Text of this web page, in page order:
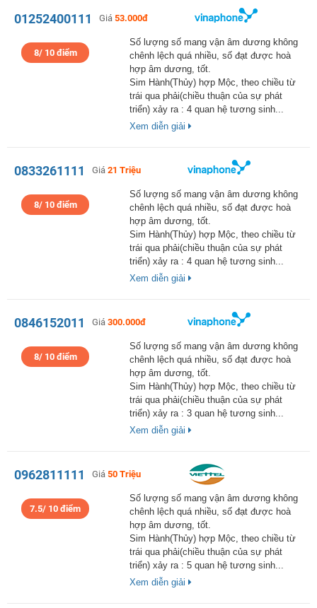
01252400111 Giá 53.000đ
8/ 10 điểm
Số lượng số mang vận âm dương không
chênh lệch quá nhiều, số đạt được hoà
hợp âm dương, tốt.
Sim Hành(Thủy) hợp Mộc, theo chiều từ
trái qua phải(chiều thuận của sự phát
triển) xảy ra : 4 quan hệ tương sinh...
Xem diễn giải
0833261111 Giá 21 Triệu
8/ 10 điểm
Số lượng số mang vận âm dương không
chênh lệch quá nhiều, số đạt được hoà
hợp âm dương, tốt.
Sim Hành(Thủy) hợp Mộc, theo chiều từ
trái qua phải(chiều thuận của sự phát
triển) xảy ra : 4 quan hệ tương sinh...
Xem diễn giải
0846152011 Giá 300.000đ
8/ 10 điểm
Số lượng số mang vận âm dương không
chênh lệch quá nhiều, số đạt được hoà
hợp âm dương, tốt.
Sim Hành(Thủy) hợp Mộc, theo chiều từ
trái qua phải(chiều thuận của sự phát
triển) xảy ra : 3 quan hệ tương sinh...
Xem diễn giải
0962811111 Giá 50 Triệu
7.5/ 10 điểm
Số lượng số mang vận âm dương không
chênh lệch quá nhiều, số đạt được hoà
hợp âm dương, tốt.
Sim Hành(Thủy) hợp Mộc, theo chiều từ
trái qua phải(chiều thuận của sự phát
triển) xảy ra : 5 quan hệ tương sinh...
Xem diễn giải